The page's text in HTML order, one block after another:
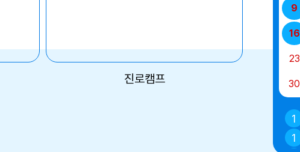
진로캠프
9
16
23
30
1
1